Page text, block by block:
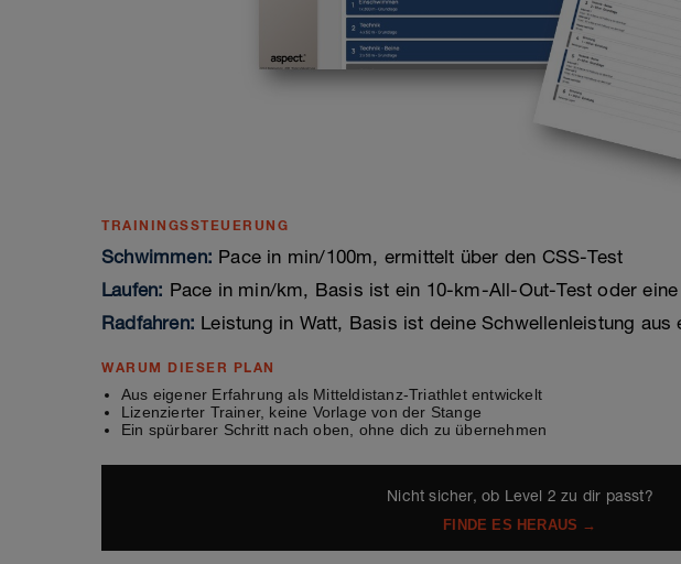
TRAININGSSTEUERUNG
Schwimmen: Pace in min/100m, ermittelt über den CSS-Test
Laufen: Pace in min/km, Basis ist ein 10-km-All-Out-Test oder
Radfahren: Leistung in Watt, Basis ist deine Schwellenleistung aus
WARUM DIESER PLAN
Aus eigener Erfahrung als Mitteldistanz-Triathlet entwickelt
Lizenzierter Trainer, keine Vorlage von der Stange
Ein spürbarer Schritt nach oben, ohne dich zu übernehmen
Nicht sicher, ob Level 2 zu dir passt?
FINDE ES HERAUS →